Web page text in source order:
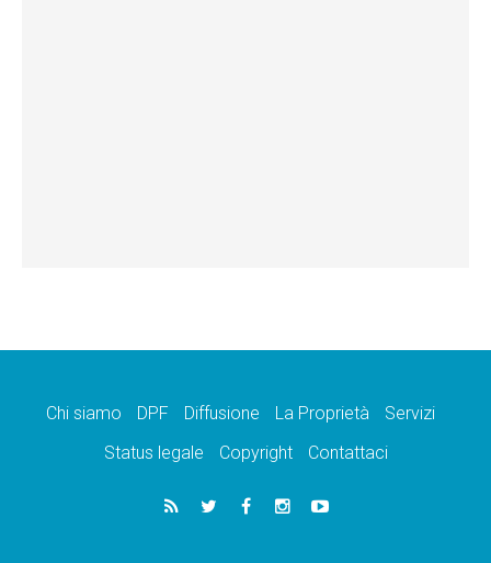
Chi siamo DPF Diffusione La Proprietà
Servizi
Status legale
Copyright Contattaci